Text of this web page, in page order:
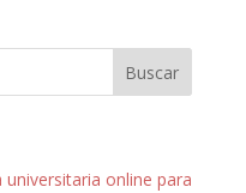
online para